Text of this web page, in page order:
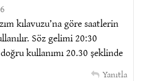
kılavuzu’na göre saatlerin
Söz gelimi 20:30
kullanımı 20.30 şeklinde
Yanıtla